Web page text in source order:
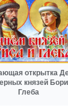
открытка
князей
Глеба